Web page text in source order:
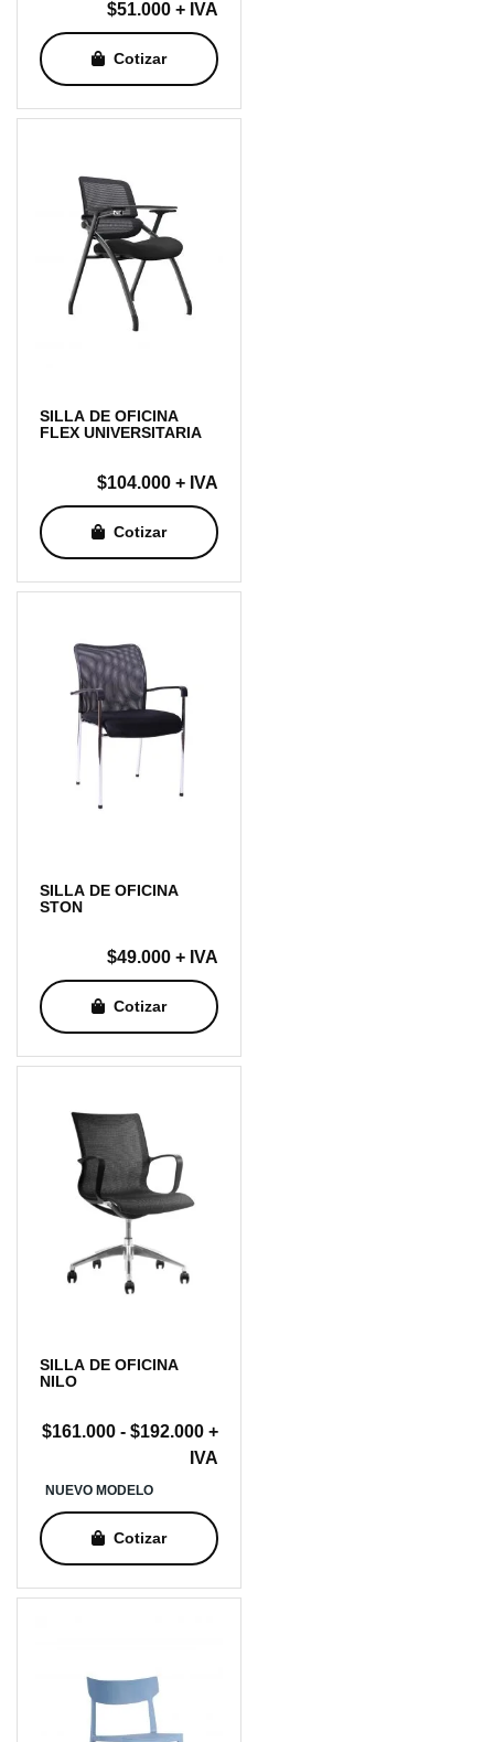
$51.000 + IVA
Cotizar
SILLA DE OFICINA
FLEX UNIVERSITARIA
$104.000 + IVA
Cotizar
SILLA DE OFICINA
STON
$49.000 + IVA
Cotizar
SILLA DE OFICINA
NILO
$161.000 - $192.000Rango
de
desde
$161.000
hasta
$192.000
+
IVA
NUEVO MODELO
Cotizar